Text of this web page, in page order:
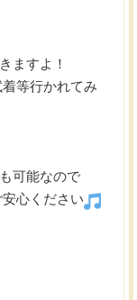
ますよ！
等行かれてみ
可能なので
心ください